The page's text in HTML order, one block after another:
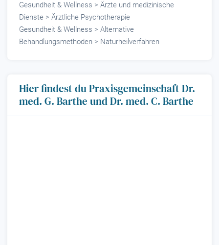
Gesundheit & Wellness > Ärzte und medizinische
Dienste > Ärztliche Psychotherapie
Gesundheit & Wellness > Alternative
Behandlungsmethoden > Naturheilverfahren
Hier findest du Praxisgemeinschaft Dr.
med. G. Barthe und Dr. med. C. Barthe